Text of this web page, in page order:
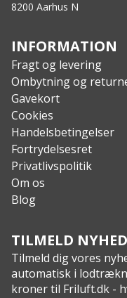
8200 Aarhus N
INFORMATION
Fragt og levering
Ombytning og
Gavekort
Cookies
Handelsbetingelser
Fortrydelsesret
Privatlivspolitik
Om os
Blog
TILMELD
Tilmeld dig vores
automatisk i
kroner til Friluft.dk -